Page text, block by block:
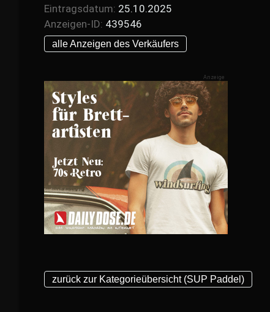
Eintragsdatum: 25.10.2025
Anzeigen-ID: 439546
alle Anzeigen des Verkäufers
zurück zur Kategorieübersicht (SUP Paddel)